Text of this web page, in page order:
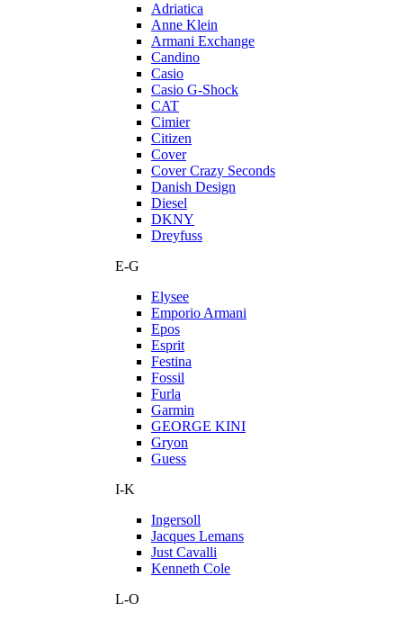
Adriatica
Anne Klein
Armani Exchange
Candino
Casio
Casio G-Shock
CAT
Cimier
Citizen
Cover
Cover Crazy Seconds
Danish Design
Diesel
DKNY
Dreyfuss
E-G
Elysee
Emporio Armani
Epos
Esprit
Festina
Fossil
Furla
Garmin
GEORGE KINI
Gryon
Guess
I-K
Ingersoll
Jacques Lemans
Just Cavalli
Kenneth Cole
L-O